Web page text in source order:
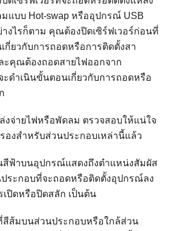
แบบ Hot-swap หรืออุปกรณ์ USB
างไรก็ตาม คุณต้องปิดเซิร์ฟเวอร์ก่อนที่
กี่ยวกับการถอดหรือการติดตั้งสา
ะคุณต้องถอดสายไฟออกจาก
ะดำเนินขั้นตอนเกี่ยวกับการถอดหรือ
งจ่ายไฟหรือพัดลม ตรวจสอบให้แน่ใจ
องสำหรับส่วนประกอบเหล่านี้แล้ว
สีฟ้าบนอุปกรณ์แสดงถึงตำแหน่งสัมผัส
ระกอบที่จะถอดหรือติดตั้งอุปกรณ์ลง
เปิดหรือปิดสลัก เป็นต้น
สีส้มบนส่วนประกอบหรือใกล้ส่วน